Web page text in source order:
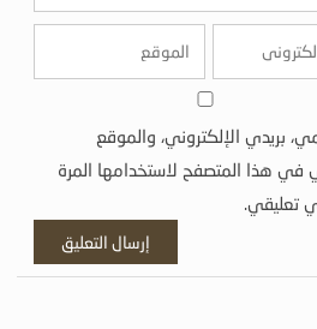
بريدي الإلكتروني، والموقع
في هذا المتصفح لاستخدامها المرة
تعليقي.